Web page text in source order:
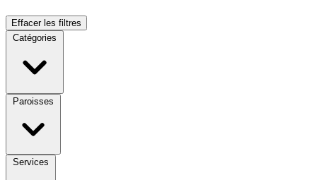
Effacer les filtres
Catégories
Paroisses
Services